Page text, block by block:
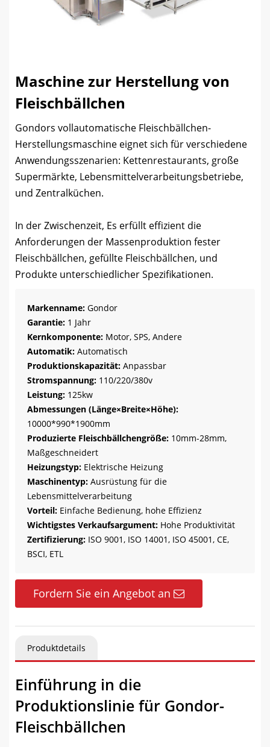
Maschine zur Herstellung von
Fleischbällchen
Gondors vollautomatische Fleischbällchen-
Herstellungsmaschine eignet sich für verschiedene
Anwendungsszenarien: Kettenrestaurants, große
Supermärkte, Lebensmittelverarbeitungsbetriebe,
und Zentralküchen.
In der Zwischenzeit, Es erfüllt effizient die
Anforderungen der Massenproduktion fester
Fleischbällchen, gefüllte Fleischbällchen, und
Produkte unterschiedlicher Spezifikationen.
Markenname: Gondor
Garantie: 1 Jahr
Kernkomponente: Motor, SPS, Andere
Automatik: Automatisch
Produktionskapazität: Anpassbar
Stromspannung: 110/220/380v
Leistung: 125kw
Abmessungen (Länge×Breite×Höhe):
10000*990*1900mm
Produzierte Fleischbällchengröße: 10mm-28mm,
Maßgeschneidert
Heizungstyp: Elektrische Heizung
Maschinentyp: Ausrüstung für die
Lebensmittelverarbeitung
Vorteil: Einfache Bedienung, hohe Effizienz
Wichtigstes Verkaufsargument: Hohe Produktivität
Zertifizierung: ISO 9001, ISO 14001, ISO 45001, CE,
BSCI, ETL
Fordern Sie ein Angebot an
Produktdetails
Einführung in die
Produktionslinie für Gondor-
Fleischbällchen